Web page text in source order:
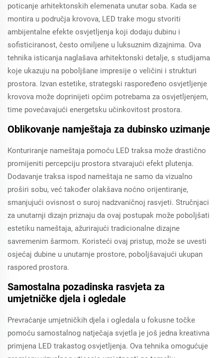
poticanje arhitektonskih elemenata unutar soba. Kada se
montira u područja krovova, LED trake mogu stvoriti
ambijentalne efekte osvjetljenja koji dodaju dubinu i
sofisticiranost, često omiljene u luksuznim dizajnima. Ova
tehnika isticanja naglašava arhitektonski detalje, s studijama
koje ukazuju na poboljšane impresije o veličini i strukturi
prostora. Izvan estetike, strategski raspoređeno osvjetljenje
krovova može doprinijeti općim potrebama za osvjetljenjem,
time povećavajući energetsku učinkovitost prostora.
Oblikovanje namještaja za dubinsko uzimanje
Konturiranje nameštaja pomoću LED traksa može drastično
promijeniti percepciju prostora stvarajući efekt plutenja.
Dodavanje traksa ispod nameštaja ne samo da vizualno
proširi sobu, već također olakšava noćno orijentiranje,
smanjujući ovisnost o suroj nadzvaničnoj rasvjeti. Stručnjaci
za unutarnji dizajn priznaju da ovaj postupak može poboljšati
estetiku nameštaja, ažurirajući tradicionalne dizajne
savremenim šarmom. Koristeći ovaj pristup, može se uvesti
osjećaj dubine u unutarnje prostore, poboljšavajući ukupan
raspored prostora.
Samostalna pozadinska rasvjeta za
umjetničke djela i ogledale
Prevraćanje umjetničkih djela i ogledala u fokusne točke
pomoću samostalnog natječaja svjetla je još jedna kreativna
primjena LED trakastog osvjetljenja. Ova tehnika omogućuje